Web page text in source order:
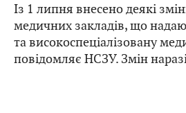
Із 1 липня внесено деякі
медичних закладів, що
та високоспеціалізовану
повідомляє НСЗУ. Змін